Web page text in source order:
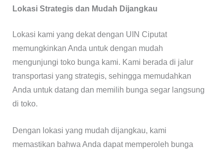
Lokasi Strategis dan Mudah Dijangkau
Lokasi kami yang dekat dengan UIN Ciputat
memungkinkan Anda untuk dengan mudah
mengunjungi toko bunga kami. Kami berada di jalur
transportasi yang strategis, sehingga memudahkan
Anda untuk datang dan memilih bunga segar langsung
di toko.
Dengan lokasi yang mudah dijangkau, kami
memastikan bahwa Anda dapat memperoleh bunga